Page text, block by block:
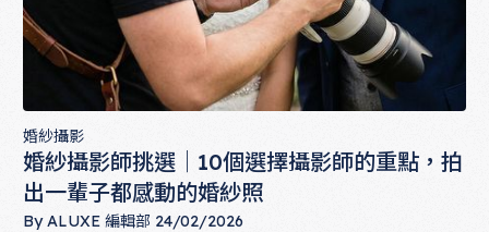
婚紗攝影
婚紗攝影師挑選｜10個選擇攝影師的重點，拍
出一輩子都感動的婚紗照
ByALUXE 編輯部 24/02/2026